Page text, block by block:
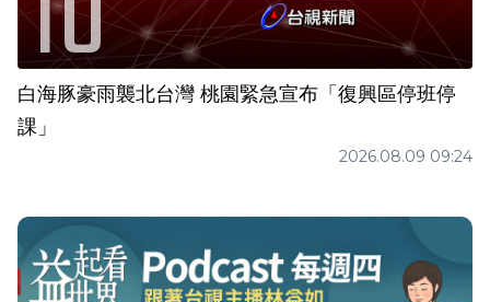
白海豚豪雨襲北台灣 桃園緊急宣布「復興區停班停
課」
2026.08.09 09:24